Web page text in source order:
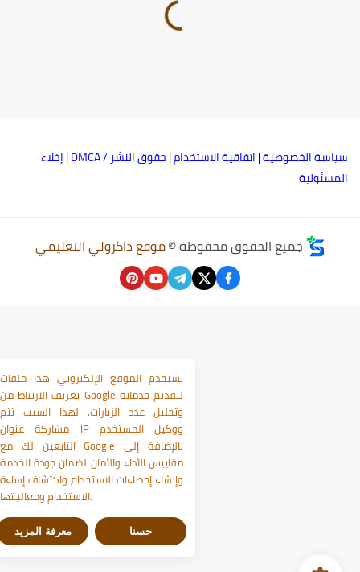
الخصوصية|اتفاقية الاستخدام|حقوق النشر / DMCA |إخلاء
جميع الحقوق محفوظة ©موقع ذاكرولي التعليمي
يستخدم الموقع الإلكتروني هذا ملفات
تعريف الارتباط من Google لتقديم خدماته
وتحليل عدد الزيارات. لهذا السبب تتم
مشاركة عنوان IP ووكيل المستخدم
التابعين لك مع Google بالإضافة إلى
مقاييس الأداء والأمان لضمان جودة الخدمة
وإنشاء إحصاءات الاستخدام واكتشاف إساءة
معرفة المزيد حسنا